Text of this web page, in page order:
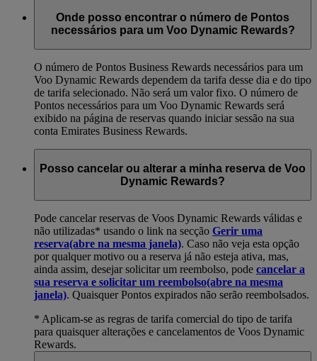
Onde posso encontrar o número de Pontos
necessários para um Voo Dynamic Rewards?
O número de Pontos Business Rewards necessários para um
Voo Dynamic Rewards dependem da tarifa desse dia e do tipo
de tarifa selecionado. Não será um valor fixo. O número de
Pontos necessários para um Voo Dynamic Rewards será
exibido na página de reservas quando iniciar sessão na sua
conta Emirates Business Rewards.
Posso cancelar ou alterar a minha reserva de Voo
Dynamic Rewards?
Pode cancelar reservas de Voos Dynamic Rewards válidas e
não utilizadas* usando o link na secção Gerir uma
reserva(abre na mesma janela). Caso não veja esta opção
por qualquer motivo ou a reserva já não esteja ativa, mas,
ainda assim, desejar solicitar um reembolso, pode cancelar a
sua reserva e solicitar um reembolso(abre na mesma
janela). Quaisquer Pontos expirados não serão reembolsados.
* Aplicam-se as regras de tarifa comercial do tipo de tarifa
para quaisquer alterações e cancelamentos de Voos Dynamic
Rewards.